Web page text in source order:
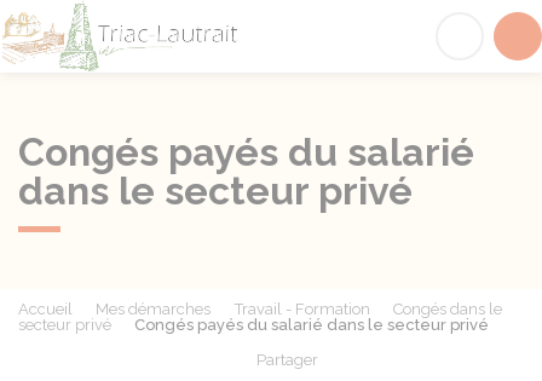
Congés payés du salarié
dans le secteur privé
Accueil Mes démarches Travail - Formation
Congés dans le
secteur privé
Congés payés du salarié dans le secteur privé
Partager